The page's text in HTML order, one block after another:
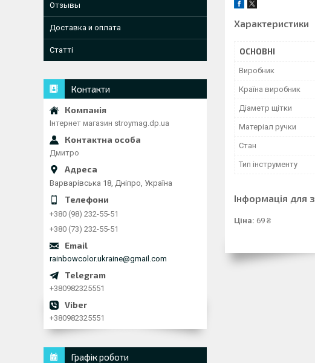
Характеристики
ОСНОВНІ
Виробник
Країна виробник
Діаметр щітки
Матеріал ручки
Стан
Тип інструменту
Інформація для
Ціна: 69 ₴
Отзывы
Доставка и оплата
Статті
Контакти
Інтернет магазин stroymag.dp.ua
Дмитро
Варварівська 18, Дніпро, Україна
+380 (98) 232-55-51
+380 (73) 232-55-51
rainbowcolor.ukraine@gmail.com
+380982325551
+380982325551
Графік роботи